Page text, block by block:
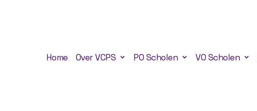
Home Over VCPS PO Scholen VO Scholen